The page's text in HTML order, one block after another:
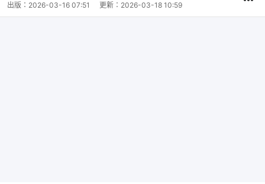
出版： 2026-03-16 07:51 更新： 2026-03-18 10:59